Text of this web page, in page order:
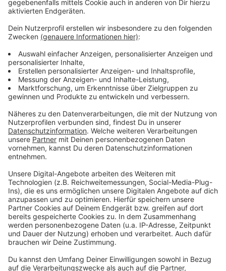
Shitstorm im Gaumen– Kabarettist
Thomas Stipsits Uhudlerverschwörung
Er gilt als Rabiatperle, Heckenklescher und
Schädlwehsirup – der Uhudler. Außerdem kann man
daran sterben. Wie – das steht im neuen Krimi von
Überraschungs-Bestsellerautor und
talkt er mit Dagmar Hager über böse Weinbauern,
falsch eingeräumte Geschirrspüler,
Tränendrüsensongs und die südburgenländische
Kopftuchmafia.
Der BeitragShitstorm im Gaumen– Kabarettist
Thomas Stipsits Uhudlerverschwörung
zuerst auf
Dagmars Buchwelt.